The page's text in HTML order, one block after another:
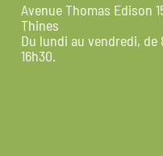
Avenue Thomas Edison
Thines
Du lundi au vendredi, de
16h30.